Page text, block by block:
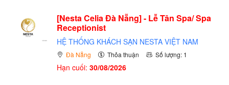
[Nesta Celia Đà Nẵng] - Lễ Tân Spa/ Spa
Receptionist
HỆ THỐNG KHÁCH SẠN NESTA VIỆT NAM
Đà Nẵng Thỏa thuận Số lượng: 1
Hạn cuối: 30/08/2026